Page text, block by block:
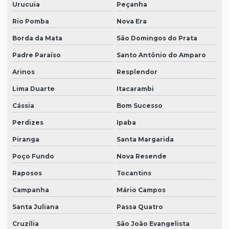
Urucuia Peçanha
Rio Pomba Nova Era
Borda da Mata São Domingos do Prata
Padre Paraíso Santo Antônio do Amparo
Arinos Resplendor
Lima Duarte Itacarambi
Cássia Bom Sucesso
Perdizes Ipaba
Piranga Santa Margarida
Poço Fundo Nova Resende
Raposos Tocantins
Campanha Mário Campos
Santa Juliana Passa Quatro
Cruzília São João Evangelista